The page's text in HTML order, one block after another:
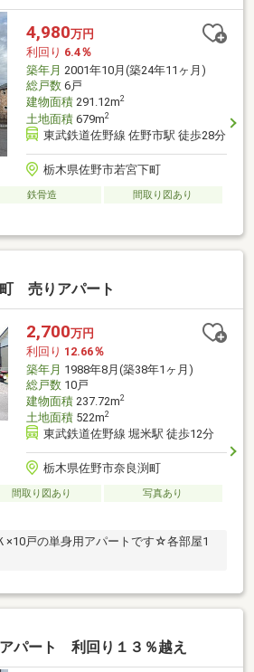
4,980万円
利回り 6.4％
築年月 2001年10月(築24年11ヶ月)
総戸数6戸
建物面積291.12m2
土地面積679m2
東武鉄道佐野線 佐野市駅 徒歩28分
栃木県佐野市若宮下町
鉄骨造
間取り図あり
売りアパート
2,700万円
利回り 12.66％
築年月 1988年8月(築38年1ヶ月)
総戸数10戸
建物面積237.72m2
土地面積522m2
東武鉄道佐野線 堀米駅 徒歩12分
栃木県佐野市奈良渕町
間取り図あり
写真あり
戸の単身用アパートです☆各部屋1
パート 利回り１３％越え